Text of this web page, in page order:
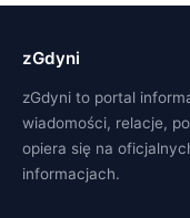
zGdyni
zGdyni to portal
wiadomości, relacje,
opiera się na
informacjach.